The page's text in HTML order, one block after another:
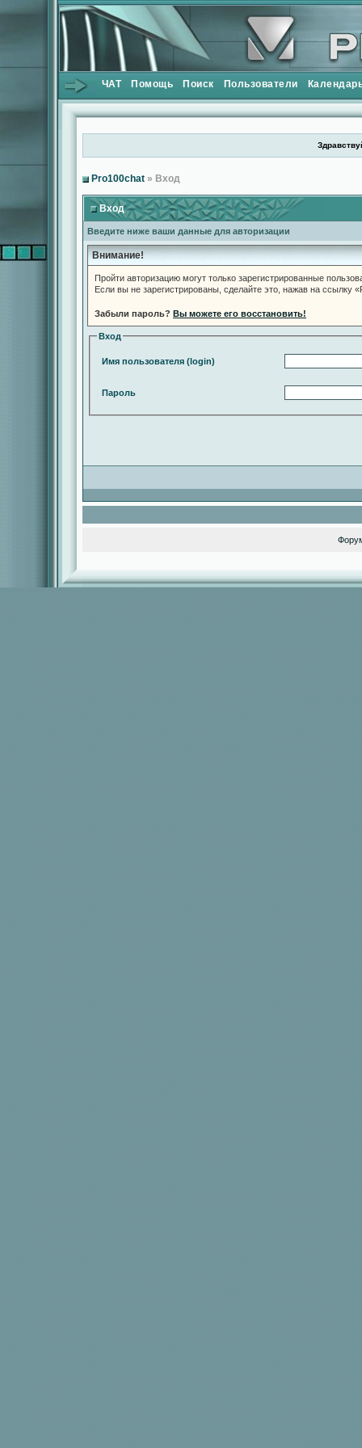
ЧАТ Помощь Поиск Пользователи
Pro100chat » Вход
Вход
Введите ниже ваши данные для авторизации
Внимание!
Пройти авторизацию могут только зарегистрированные
Если вы не зарегистрированы, сделайте это, нажав на ссылку
Забыли пароль? Вы можете его восстановить!
Вход
Имя пользователя (login)
Пароль